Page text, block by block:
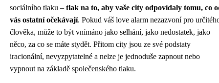
sociálního tlaku – tlak na to, aby vaše city odpovídaly tomu, co
vás ostatní očekávají. Pokud váš love alarm nezazvoní pro
člověka, může to být vnímáno jako selhání, jako nedostatek, jako
něco, za co se máte stydět. Přitom city jsou ze své podstaty
iracionální, nevyzpytatelné a nelze je jednoduše zapnout nebo
vypnout na základě společenského tlaku.